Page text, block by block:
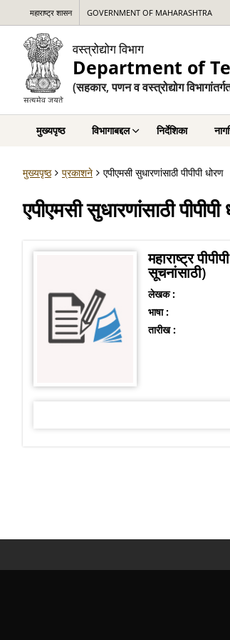
महाराष्ट्र शासन GOVERNMENT OF MAHARASHTRA
वस्त्रोद्योग विभाग
Department of
(सहकार, पणन व वस्त्रोद्योग
मुख्यपृष्ठ विभागाबद्दल निर्देशिका
मुख्यपृष्ठ प्रकाशने एपीएमसी सुधारणांसाठी पीपीपी धोरण
एपीएमसी सुधारणांसाठी पीपीपी
महाराष्ट्र
सूचनांसाठी)
लेखक :
भाषा :
तारीख :